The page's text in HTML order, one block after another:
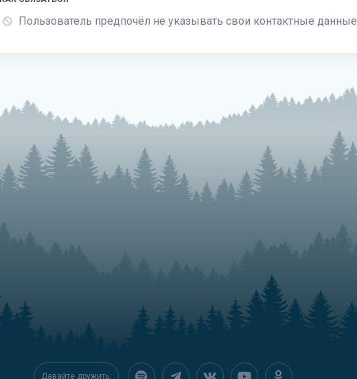
Пользователь предпочёл не указывать свои контактные данные
Давайте дружить: